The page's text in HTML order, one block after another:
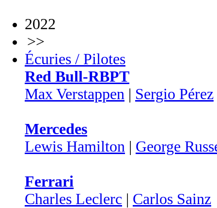
2022
>>
Écuries / Pilotes
Red Bull-RBPT
Max Verstappen | Sergio Pérez
Mercedes
Lewis Hamilton | George
Ferrari
Charles Leclerc | Carlos Sainz